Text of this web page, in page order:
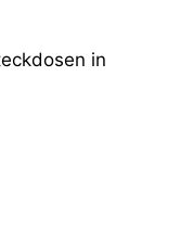
in